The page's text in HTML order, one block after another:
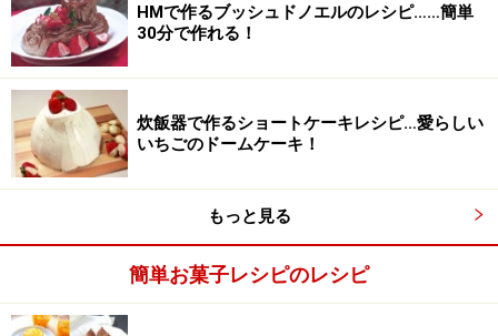
HMで作るブッシュドノエルのレシピ……簡単
30分で作れる！
炊飯器で作るショートケーキレシピ…愛らしい
いちごのドームケーキ！
もっと見る
簡単お菓子レシピのレシピ